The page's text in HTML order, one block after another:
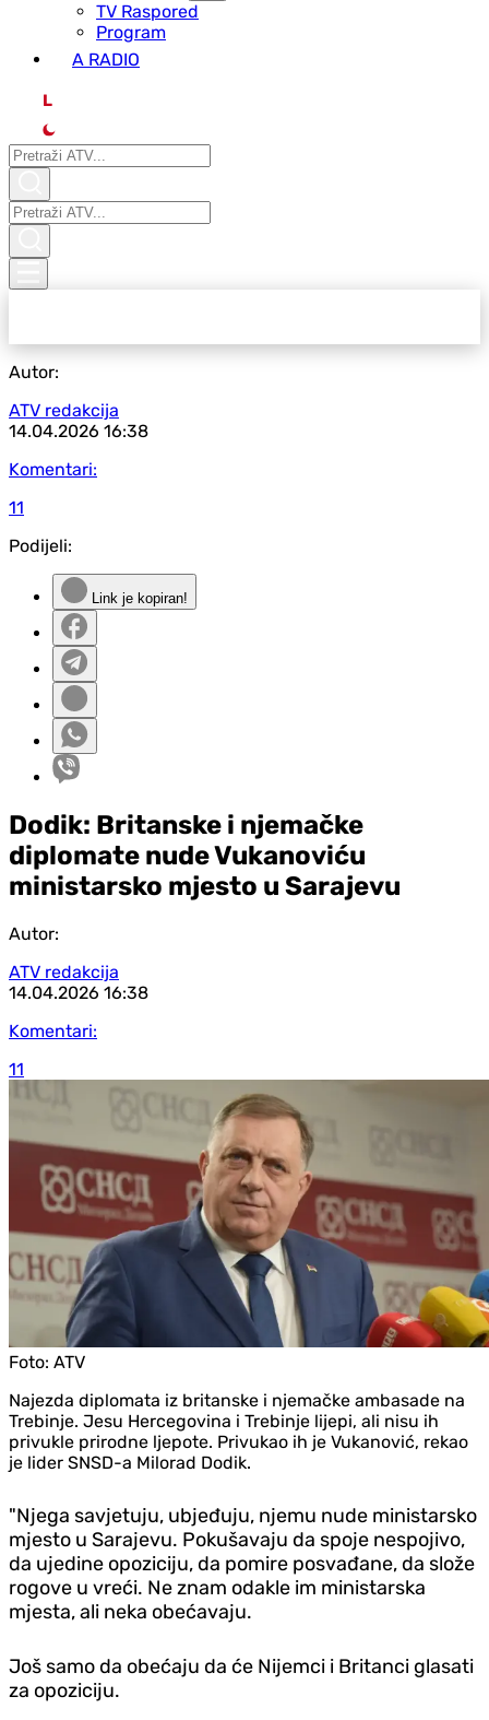
ТV Raspored
Program
A RADIO
L
Autor:
ATV redakcija
14.04.2026 16:38
Komentari:
11
Podijeli:
Link je kopiran!
Dodik: Britanske i njemačke
diplomate nude Vukanoviću
ministarsko mjesto u Sarajevu
Autor:
ATV redakcija
14.04.2026 16:38
Komentari:
11
Foto: ATV
Najezda diplomata iz britanske i njemačke ambasade na
Trebinje. Jesu Hercegovina i Trebinje lijepi, ali nisu ih
privukle prirodne ljepote. Privukao ih je Vukanović, rekao
je lider SNSD-a Milorad Dodik.
"Njega savjetuju, ubjeđuju, njemu nude ministarsko
mjesto u Sarajevu. Pokušavaju da spoje nespojivo,
da ujedine opoziciju, da pomire posvađane, da slože
rogove u vreći. Ne znam odakle im ministarska
mjesta, ali neka obećavaju.
Još samo da obećaju da će Nijemci i Britanci glasati
za opoziciju.